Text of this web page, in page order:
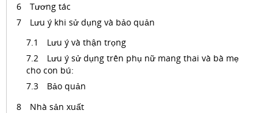
Tương tác
Lưu ý khi sử dụng và bảo quản
Lưu ý và thận trọng
Lưu ý sử dụng trên phụ nữ mang thai và bà mẹ
cho con bú:
Bảo quản
Nhà sản xuất